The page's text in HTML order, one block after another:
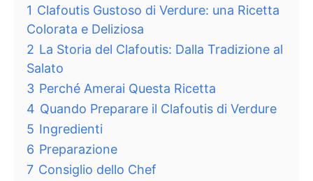
1 Clafoutis Gustoso di Verdure: una Ricetta
Colorata e Deliziosa
2 La Storia del Clafoutis: Dalla Tradizione al
Salato
3 Perché Amerai Questa Ricetta
4 Quando Preparare il Clafoutis di Verdure
5 Ingredienti
6 Preparazione
7 Consiglio dello Chef